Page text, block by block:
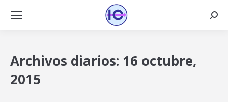
Archivos diarios: 16 octubre,
2015